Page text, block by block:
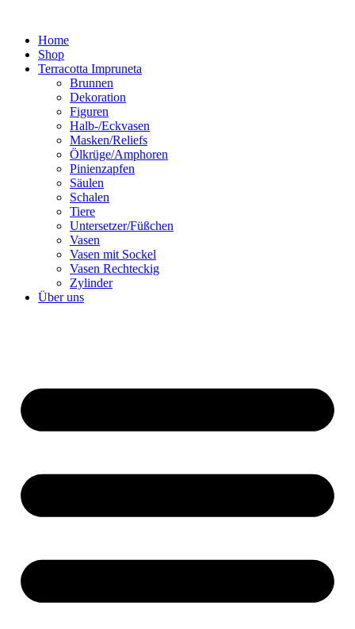
springenHome
Shop
Terracotta Impruneta
Brunnen
Dekoration
Figuren
Halb-/Eckvasen
Masken/Reliefs
Ölkrüge/Amphoren
Pinienzapfen
Säulen
Schalen
Tiere
Untersetzer/Füßchen
Vasen
Vasen mit Sockel
Vasen Rechteckig
Zylinder
Über uns